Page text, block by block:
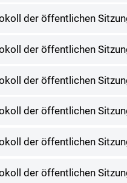
der öffentlichen
der öffentlichen
der öffentlichen
der öffentlichen
der öffentlichen
der öffentlichen